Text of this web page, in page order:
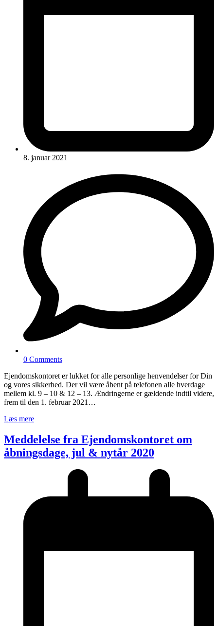
8. januar 2021
0 Comments
Ejendomskontoret er lukket for alle personlige henvendelser for Din
og vores sikkerhed. Der vil være åbent på telefonen alle hverdage
mellem kl. 9 – 10 & 12 – 13. Ændringerne er gældende indtil videre,
frem til den 1. februar 2021…
Læs mere
Meddelelse fra Ejendomskontoret om
åbningsdage, jul & nytår 2020